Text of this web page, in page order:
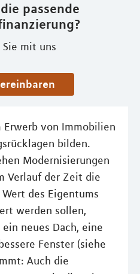
passende
Sie mit uns
Erwerb von Immobilien
bilden.
Modernisierungen
Verlauf der Zeit die
des Eigentums
werden sollen,
neues Dach, eine
Fenster (siehe
Auch die